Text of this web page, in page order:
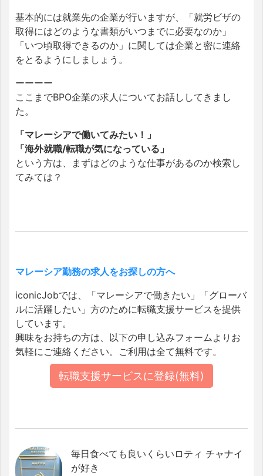
基本的には就業先の企業が行いますが、「就労ビザの
取得にはどのような書類がいつまでに必要なのか」
「いつ頃取得できるのか」に関しては企業と密に連絡
をとるようにしましょう。
ーーーー
ここまでBPO企業の求人についてお話ししてきまし
た。
「マレーシアで働いてみたい！」
「海外就職/転職が気になっている」
という方は、まずはどのような仕事があるのか検索し
てみては？
マレーシア勤務の求人をお探しの方へ
iconicJobでは、「マレーシアで働きたい」「グローバ
ルに活躍したい」方のために転職支援サービスを提供
しています。
興味をお持ちの方は、以下の申し込みフォームよりお
気軽にご連絡ください。ご利用は全て無料です。
転職支援サービスに登録(無料)
毎日食べても良いくらいロティ チャナイ
が好き